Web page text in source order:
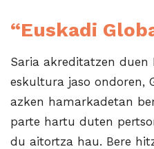
“Euskadi
Saria akreditatzen duen
eskultura jaso ondoren,
azken hamarkadetan
parte hartu duten
du aitortza hau. Bere